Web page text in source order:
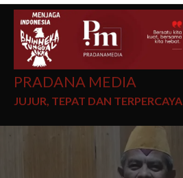
PRADANA MEDIA
JUJUR, TEPAT DAN TERPERCAYA